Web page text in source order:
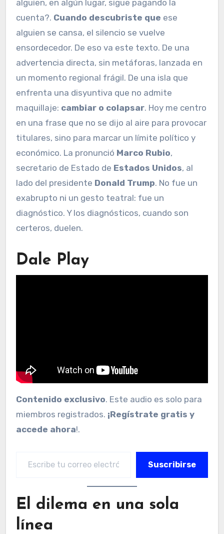
alguien, en algún lugar, sigue pagando la
cuenta?. Cuando descubriste que ese
alguien se cansa, el silencio se vuelve
ensordecedor. De eso va este texto. De una
advertencia directa, sin metáforas, lanzada en
un momento regional frágil. De una isla que
enfrenta una disyuntiva que no admite
maquillaje: cambiar o colapsar. Hoy me centro
en una frase que no se dijo al aire para provocar
titulares, sino para marcar un límite político y
económico. La pronunció Marco Rubio,
secretario de Estado de Estados Unidos, al
lado del presidente Donald Trump. No fue un
exabrupto ni un gesto teatral: fue un
diagnóstico. Y los diagnósticos, cuando son
certeros, duelen.
Dale Play
Contenido exclusivo. Este audio es solo para
miembros registrados. ¡Regístrate gratis y
accede ahora!.
Suscribirse
El dilema en una sola
línea